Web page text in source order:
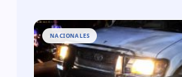
NACIONALES